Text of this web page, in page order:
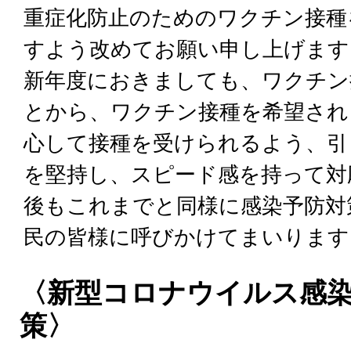
重症化防止のためのワクチン接
すよう改めてお願い申し上げま
新年度におきましても、ワクチ
とから、ワクチン接種を希望さ
心して接種を受けられるよう、
を堅持し、スピード感を持って
後もこれまでと同様に感染予防
民の皆様に呼びかけてまいりま
〈新型コロナウイルス感
策〉